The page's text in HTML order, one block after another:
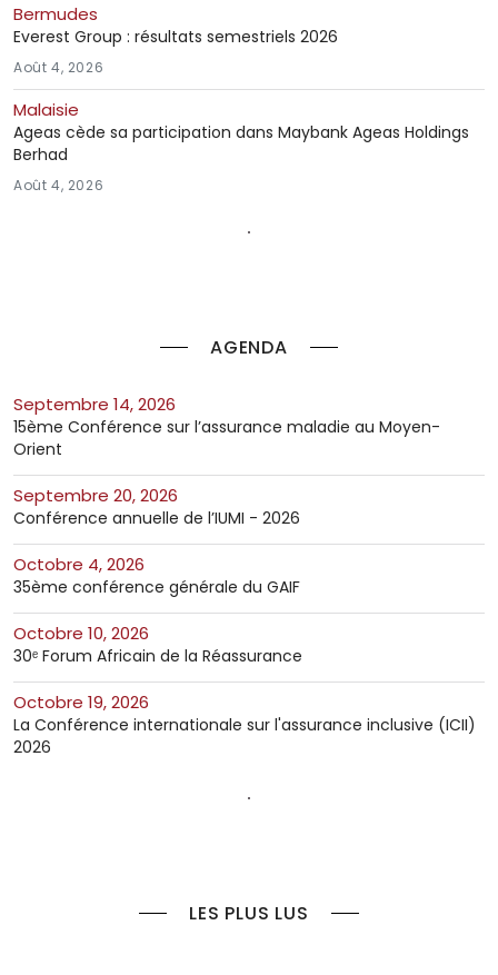
AGENDA
septembre 14, 2026
15ème Conférence sur l’assurance maladie au Moyen-
Orient
septembre 20, 2026
Conférence annuelle de l’IUMI - 2026
octobre 4, 2026
35ème conférence générale du GAIF
octobre 10, 2026
30ᵉ Forum Africain de la Réassurance
octobre 19, 2026
La Conférence internationale sur l'assurance inclusive (ICII)
2026
LES PLUS LUS
Bermudes
Everest Group : résultats semestriels 2026
Août 4, 2026
Malaisie
Ageas cède sa participation dans Maybank Ageas Holdings
Berhad
Août 4, 2026